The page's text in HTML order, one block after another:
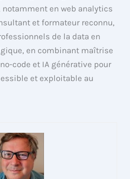
en web analytics
et formateur reconnu,
de la data en
en combinant maîtrise
code et IA générative pour
et exploitable au